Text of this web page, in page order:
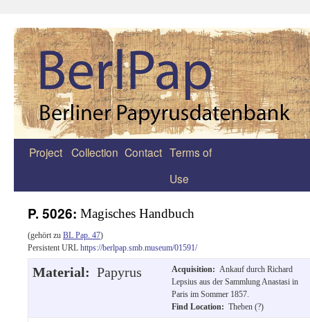
Zum
Project Collection Contact Terms of
Use
P. 5026: Magisches Handbuch
(gehört zu BL Pap. 47)
Persistent URL https://berlpap.smb.museum/01591/
Material: Papyrus Acquisition: Ankauf durch Richard
Lepsius aus der Sammlung Anastasi in
Paris im Sommer 1857.
Find Location: Theben (?)